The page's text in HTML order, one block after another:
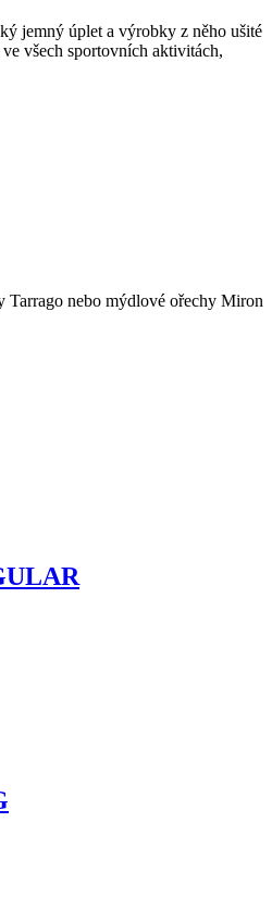
jemný úplet a výrobky z něho ušité
všech sportovních aktivitách,
Tarrago nebo mýdlové ořechy Miron